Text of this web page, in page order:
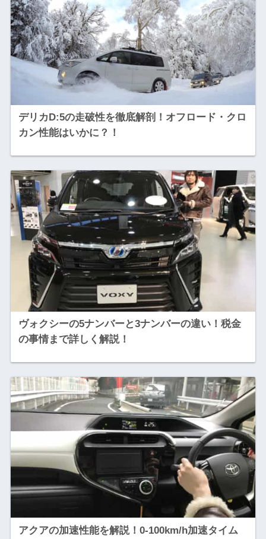
デリカD:5の走破性を徹底解剖！オフロード・クロ
カン性能はいかに？！
ヴォクシーの5ナンバーと3ナンバーの違い！税金
の事情まで詳しく解説！
アクアの加速性能を解説！0-100km/h加速タイム